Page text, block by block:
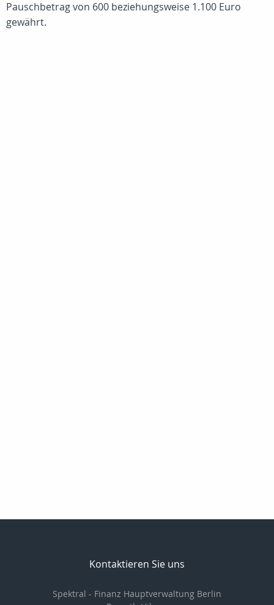
Pauschbetrag von 600 beziehungsweise 1.100 Euro
gewährt.
Kontaktieren Sie uns
Spektral - Finanz Hauptverwaltung Berlin